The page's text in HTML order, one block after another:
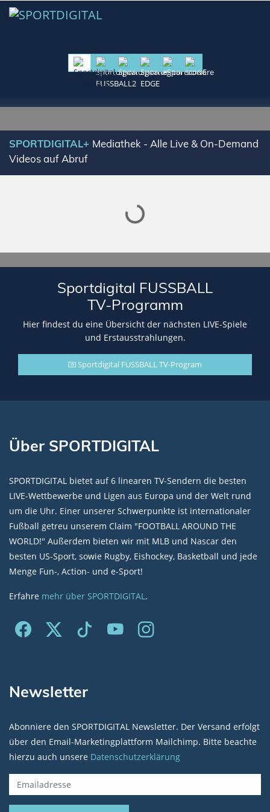
SPORTDIGITAL+ Mediathek - Alle Live & On-Demand
Videos auf Abruf
Lade SPORTDIGITAL+ Mediathek
Sportdigital FUSSBALL
TV-Programm
Hier findest du eine Übersicht der nächsten LIVE-Spiele
und Erstausstrahlungen.
Sportdigital FUSSBALL TV-Program
Über SPORTDIGITAL
SPORTDIGITAL bietet auf 6 linearen TV-Sendern die besten
LIVE-Wettbewerbe und Ligen aus Europa und der Welt rund
um die Uhr. Einer unserer Schwerpunkte ist internationaler
Fußball getreu unserem Claim "FOOTBALL AROUND THE
WORLD!" Außerdem bieten wir mit MLB und Nascar den
besten US-Sport, sowie Rugby, Eishockey, Basketball und jede
Menge Fun-, Action- und e-Sport!
Erfahre mehr über SPORTDIGITAL.
Newsletter
Abonniere den SPORTDIGITAL Newsletter. Der Versand erfolgt
über den Email-Marketingplattform Mailchimp. Bitte beachte
hierzu auch unsere Datenschutzerklärung